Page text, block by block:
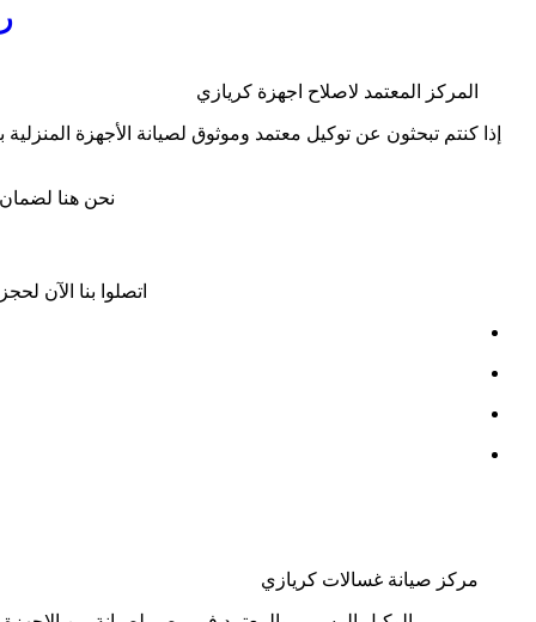
المركز المعتمد لاصلاح اجهزة كريازي
إذا كنتم تبحثون عن توكيل معتمد وموثوق لصيانة الأجهزة
نحن هنا
اتصلوا بنا الآن
مركز صيانة غسالات كريازي